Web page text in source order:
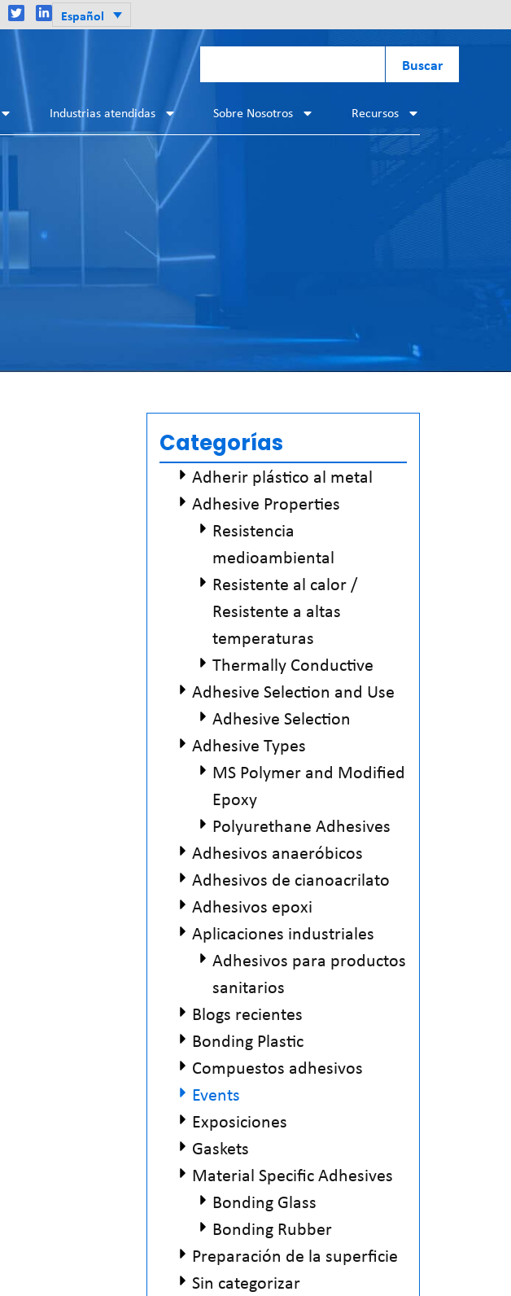
Español
Buscar
Industrias atendidas Sobre Nosotros Recursos
Categorías
Adherir plástico al metal
Adhesive Properties
Resistencia
medioambiental
Resistente al calor /
Resistente a altas
temperaturas
Thermally Conductive
Adhesive Selection and Use
Adhesive Selection
Adhesive Types
MS Polymer and Modified
Epoxy
Polyurethane Adhesives
Adhesivos anaeróbicos
Adhesivos de cianoacrilato
Adhesivos epoxi
Aplicaciones industriales
Adhesivos para productos
sanitarios
Blogs recientes
Bonding Plastic
Compuestos adhesivos
Events
Exposiciones
Gaskets
Material Specific Adhesives
Bonding Glass
Bonding Rubber
Preparación de la superficie
Sin categorizar